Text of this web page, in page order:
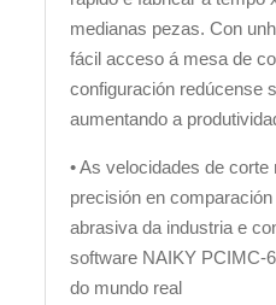
medianas pezas. Con
fácil acceso á mesa de
configuración redúcense
aumentando a
• As velocidades de
precisión en
abrasiva da industria e
software NAIKY PCIMC-
do mundo real